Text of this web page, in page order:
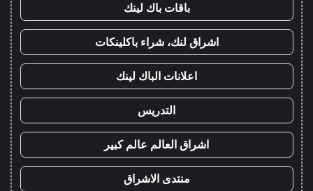
باقات باك لينك
اشراق لنك، شراء باكلينكات
اعلانات الباك لينك
التدريس
اشراق العالم عالم كبير
منتدى الاشراق